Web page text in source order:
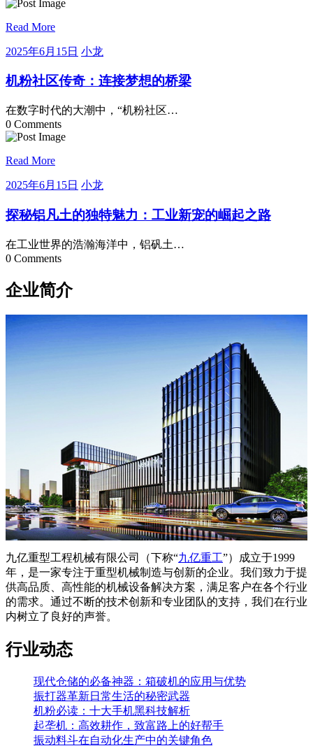
Read More
2025年6月15日 2025
6
月
15
日
小龙
机粉社区传奇：连接梦想的桥梁
在数字时代的大潮中，“机粉社区…
0 Comments
Read More
2025年6月15日 2025
6
月
15
日
小龙
探秘铝凡土的独特魅力：工业新宠的崛起之路
在工业世界的浩瀚海洋中，铝矾土…
0 Comments
企业简介
九亿重型工程机械有限公司（下称“九亿重工”）成立于1999
年，是一家专注于重型机械制造与创新的企业。我们致力于提
供高品质、高性能的机械设备解决方案，满足客户在各个行业
的需求。通过不断的技术创新和专业团队的支持，我们在行业
内树立了良好的声誉。
行业动态
现代仓储的必备神器：箱破机的应用与优势
振打器革新日常生活的秘密武器
机粉必读：十大手机黑科技解析
起垄机：高效耕作，致富路上的好帮手
振动料斗在自动化生产中的关键角色